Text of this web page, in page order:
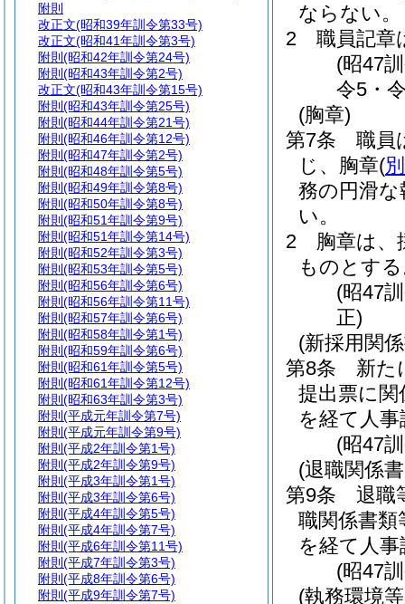
ならない。
2
職員記章
(昭47
令5・
(胸章)
第7条
職員
じ、胸章(
務の円滑
い。
2
胸章は、
ものとす
(昭47
正)
(新採用関
第8条
新た
提出票に
を経て人
(昭47
(退職関係
第9条
退職
職関係書
を経て人
(昭47
(執務環境
附則
改正文(昭和39年訓令第33号)
改正文(昭和41年訓令第3号)
附則 (昭和42年訓令第24号)
附則 (昭和43年訓令第2号)
改正文(昭和43年訓令第15号)
附則 (昭和43年訓令第25号)
附則 (昭和44年訓令第21号)
附則 (昭和46年訓令第12号)
附則 (昭和47年訓令第2号)
附則 (昭和48年訓令第5号)
附則 (昭和49年訓令第8号)
附則 (昭和50年訓令第8号)
附則 (昭和51年訓令第9号)
附則 (昭和51年訓令第14号)
附則 (昭和52年訓令第3号)
附則 (昭和53年訓令第5号)
附則 (昭和56年訓令第6号)
附則 (昭和56年訓令第11号)
附則 (昭和57年訓令第6号)
附則 (昭和58年訓令第1号)
附則 (昭和59年訓令第6号)
附則 (昭和61年訓令第5号)
附則 (昭和61年訓令第12号)
附則 (昭和63年訓令第3号)
附則 (平成元年訓令第7号)
附則 (平成元年訓令第9号)
附則 (平成2年訓令第1号)
附則 (平成2年訓令第9号)
附則 (平成3年訓令第1号)
附則 (平成3年訓令第6号)
附則 (平成4年訓令第5号)
附則 (平成4年訓令第7号)
附則 (平成6年訓令第11号)
附則 (平成7年訓令第3号)
附則 (平成8年訓令第6号)
附則 (平成9年訓令第7号)